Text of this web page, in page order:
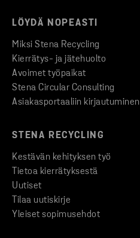
LÖYDÄ NOPEASTI
Miksi Stena Recycling
Kierrätys- ja jätehuolto
Avoimet työpaikat
Stena Circular Consulting
Asiakasportaaliin kirjautuminen
STENA RECYCLING
Kestävän kehityksen työ
Tietoa kierrätyksestä
Uutiset
Tilaa uutiskirje
Yleiset sopimusehdot